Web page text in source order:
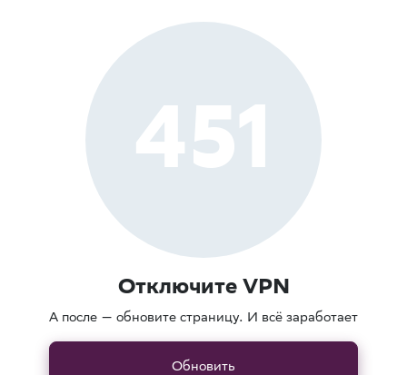
451
Отключите VPN
А после — обновите страницу. И всё заработает
Обновить